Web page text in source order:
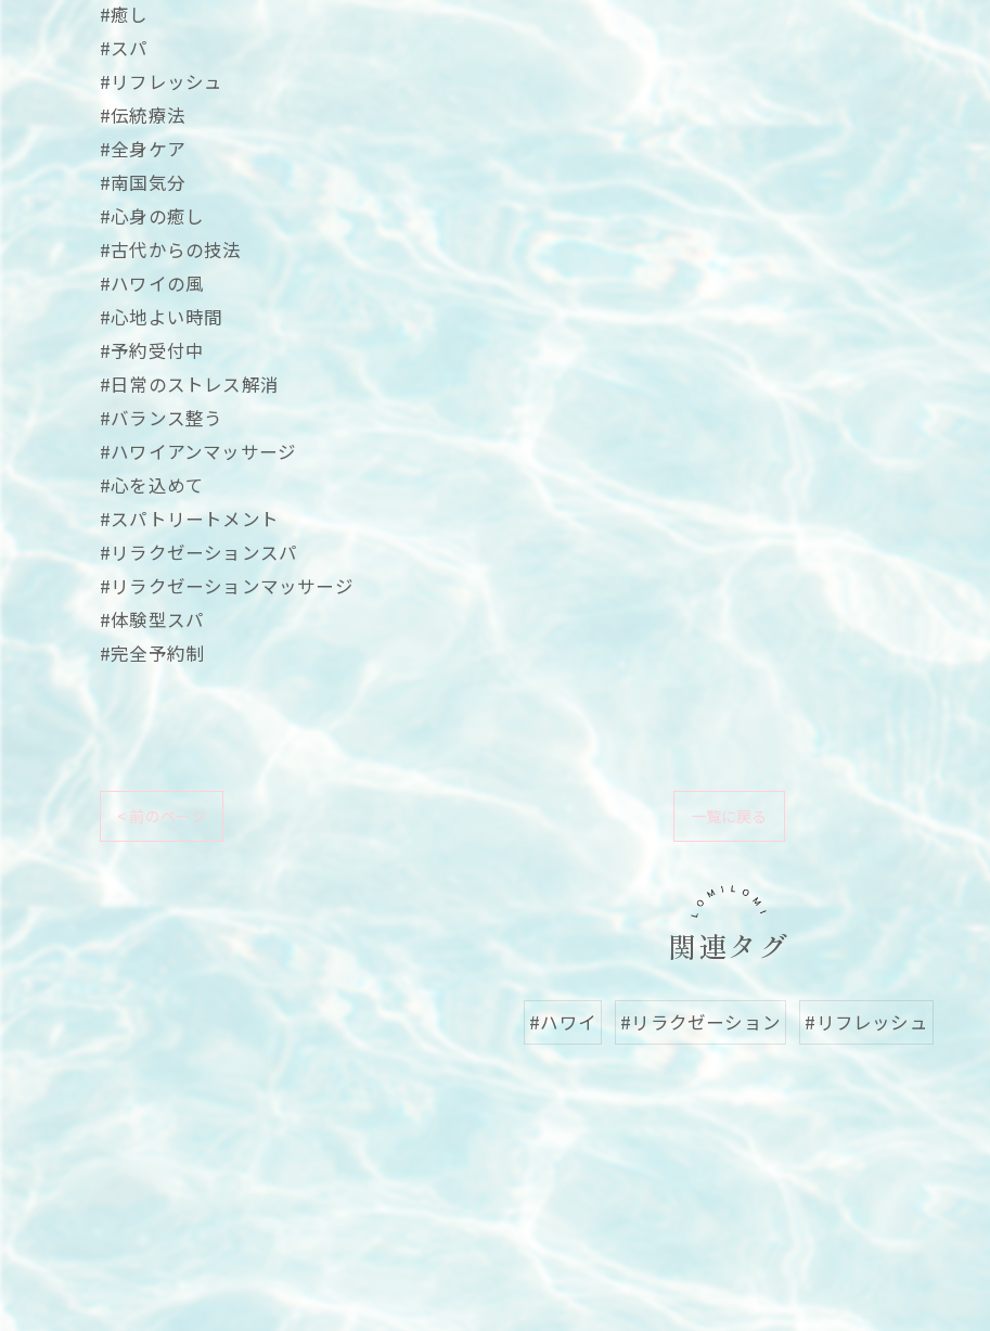
#癒し
#スパ
#リフレッシュ
#伝統療法
#全身ケア
#南国気分
#心身の癒し
#古代からの技法
#ハワイの風
#心地よい時間
#予約受付中
#日常のストレス解消
#バランス整う
#ハワイアンマッサージ
#心を込めて
#スパトリートメント
#リラクゼーションスパ
#リラクゼーションマッサージ
#体験型スパ
#完全予約制
< 前のページ 一覧に戻る
関連タグ
#ハワイ #リラクゼーション #リフレッシュ